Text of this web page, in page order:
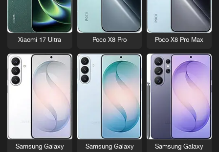
Poco X8 Pro Max
Poco X8 Pro
Xiaomi 17 Ultra
Samsung Galaxy
Samsung Galaxy
Samsung Galaxy